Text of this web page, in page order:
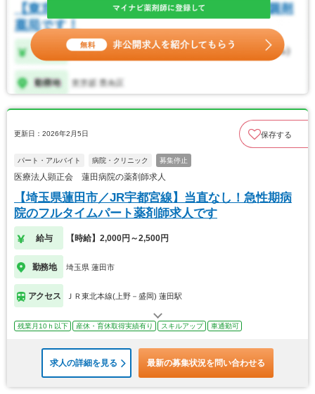
更新日：2026年2月5日 保存する
パート・アルバイト 病院・クリニック 募集停止
医療法人顕正会 蓮田病院の薬剤師求人
【埼玉県蓮田市／JR宇都宮線】当直なし！急性期病
院のフルタイムパート薬剤師求人です
給与 【時給】2,000円～2,500円
勤務地 埼玉県 蓮田市
アクセス ＪＲ東北本線(上野－盛岡) 蓮田駅
残業月10ｈ以下 産休・育休取得実績有り スキルアップ 車通勤可
求人の詳細を見る 最新の募集状況を問い合わせる